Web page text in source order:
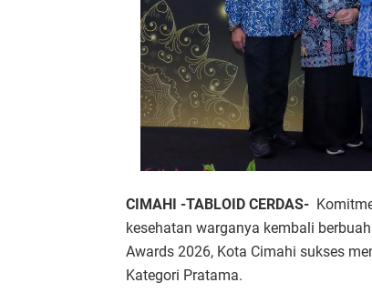
CIMAHI -TABLOID CERDAS-
kesehatan warganya kembali
Awards 2026, Kota Cimahi sukses
Kategori Pratama.